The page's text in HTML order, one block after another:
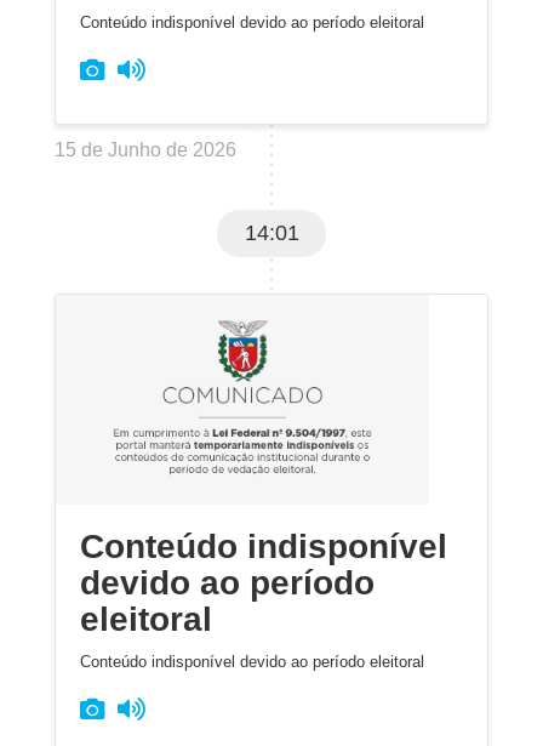
Conteúdo indisponível devido ao período eleitoral
15 de Junho de 2026
14:01
Conteúdo indisponível
devido ao período
eleitoral
Conteúdo indisponível devido ao período eleitoral